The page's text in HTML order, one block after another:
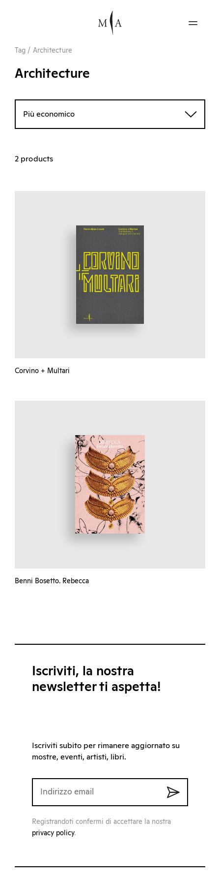
Tag / Architecture
Architecture
Più economico
2 products
Corvino + Multari
Benni Bosetto. Rebecca
Iscriviti, la nostra
newsletter ti aspetta!
Iscriviti subito per rimanere aggiornato su
mostre, eventi, artisti, libri.
Registrandoti confermi di accettare la nostra
privacy policy.